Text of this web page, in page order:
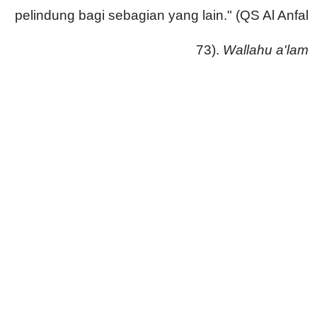
pelindung bagi sebagian yang lain." (QS Al Anfal
73). Wallahu a'lam